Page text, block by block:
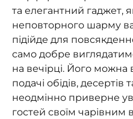
та елегантний гаджет,
неповторного шарму
підійде для
само добре
на вечірці. Його можна
подачі обідів, десертів
неодмінно приверне
гостей своїм